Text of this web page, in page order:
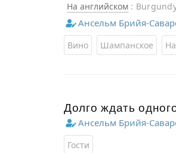
На английском :
and Champagne makes
Ансельм Брийя-
Вино Шампанское
Долго ждать
Ансельм Брийя-
Гости